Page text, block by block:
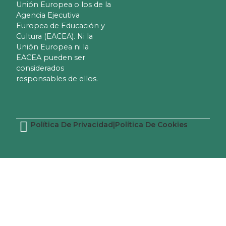
Unión Europea o los de la
Agencia Ejecutiva
Europea de Educación y
Cultura (EACEA). Ni la
Unión Europea ni la
EACEA pueden ser
considerados
responsables de ellos.
Política De Privacidad Política De Cookies